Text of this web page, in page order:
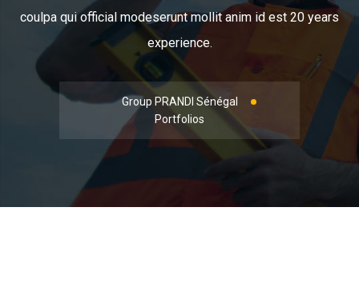
coulpa qui official modeserunt mollit anim id est 20 years
experience.
Group PRANDI Sénégal
Portfolios